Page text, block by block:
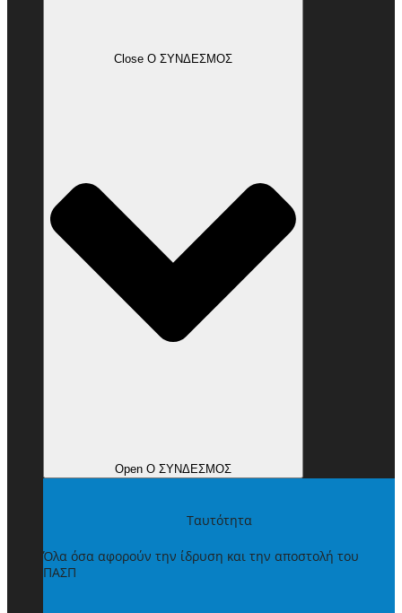
Close Ο ΣΥΝΔΕΣΜΟΣ
Open Ο ΣΥΝΔΕΣΜΟΣ
Ταυτότητα
Όλα όσα αφορούν την ίδρυση και την αποστολή του
ΠΑΣΠ